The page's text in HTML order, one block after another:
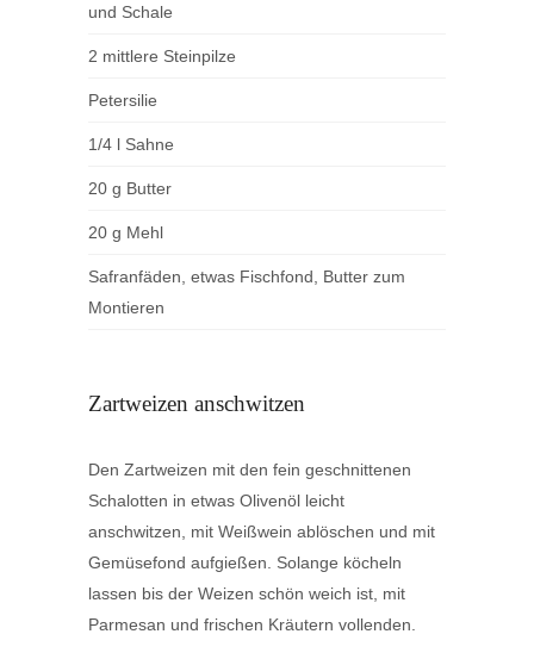
und Schale
2 mittlere Steinpilze
Petersilie
1/4 l Sahne
20 g Butter
20 g Mehl
Safranfäden, etwas Fischfond, Butter zum
Montieren
Zartweizen anschwitzen
Den Zartweizen mit den fein geschnittenen
Schalotten in etwas Olivenöl leicht
anschwitzen, mit Weißwein ablöschen und mit
Gemüsefond aufgießen. Solange köcheln
lassen bis der Weizen schön weich ist, mit
Parmesan und frischen Kräutern vollenden.